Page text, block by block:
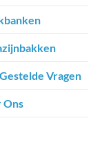
Vragen
Ons